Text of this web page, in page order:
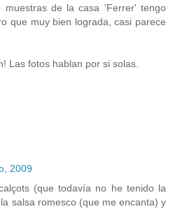
de la casa 'Ferrer' tengo
que muy bien lograda, casi parece
Las fotos hablan por si solas.
2009
(que todavía no he tenido la
salsa romesco (que me encanta) y